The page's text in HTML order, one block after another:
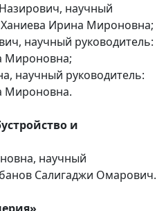
научный
Ирина Мироновна;
научный руководитель:
Мироновна;
научный руководитель:
Мироновна.
и
научный
Салигаджи Омарович.